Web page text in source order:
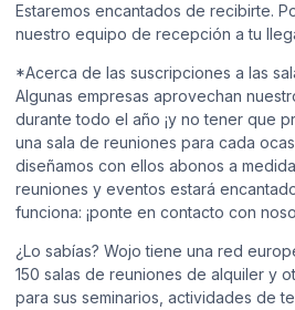
Estaremos encantados de recibirte.
nuestro equipo de recepción a tu
*Acerca de las suscripciones a las
Algunas empresas aprovechan
durante todo el año ¡y no tener que
una sala de reuniones para cada
diseñamos con ellos abonos a
reuniones y eventos estará
funciona: ¡ponte en contacto con
¿Lo sabías? Wojo tiene una red
150 salas de reuniones de alquiler y
para sus seminarios, actividades de